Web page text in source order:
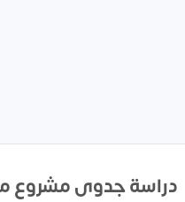
دراسة جدوى مشروع